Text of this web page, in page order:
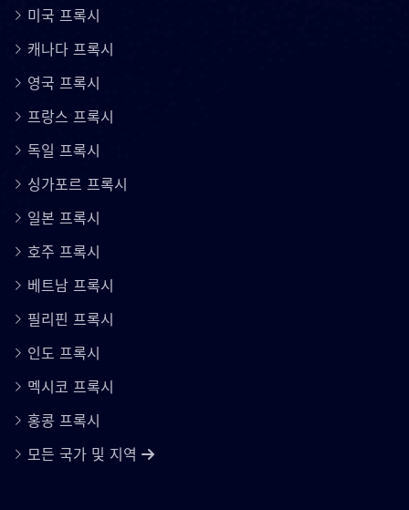
미국 프록시
캐나다 프록시
영국 프록시
프랑스 프록시
독일 프록시
싱가포르 프록시
일본 프록시
호주 프록시
베트남 프록시
필리핀 프록시
인도 프록시
멕시코 프록시
홍콩 프록시
모든 국가 및 지역